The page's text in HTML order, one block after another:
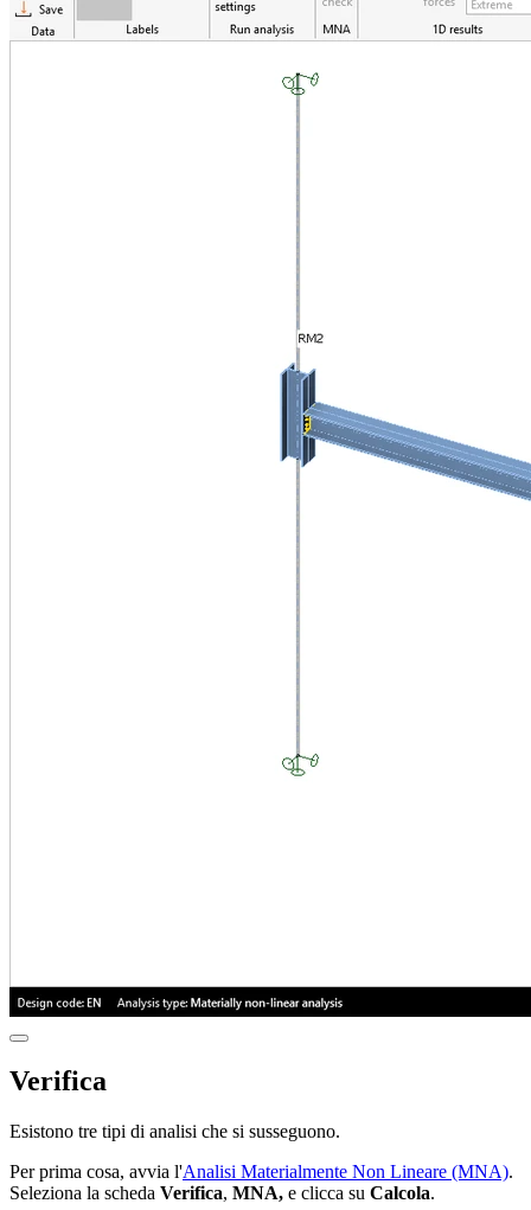
Verifica
Esistono tre tipi di analisi che si susseguono.
Per prima cosa, avvia l'Analisi Materialmente Non Lineare (MNA).
Seleziona la scheda Verifica, MNA, e clicca su Calcola.